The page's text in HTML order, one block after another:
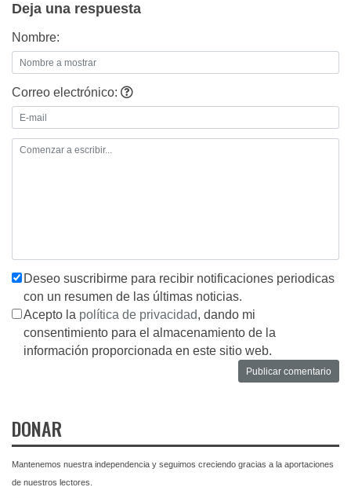
Deja una respuesta
Nombre:
Correo electrónico:
Deseo suscribirme para recibir notificaciones periodicas
con un resumen de las últimas noticias.
Acepto la política de privacidad, dando mi
consentimiento para el almacenamiento de la
información proporcionada en este sitio web.
DONAR
Mantenemos nuestra independencia y seguimos creciendo gracias a la aportaciones
de nuestros lectores.